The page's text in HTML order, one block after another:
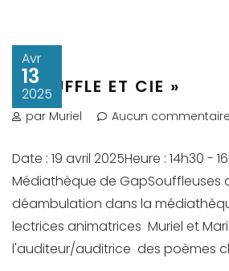
Avr
13
2025
« SOUFFLE ET CIE »
par Muriel Aucun commentaire
Date : 19 avril 2025Heure : 14h30 -
Médiathèque de GapSouffleuses
déambulation dans la
lectrices animatrices Muriel et
l'auditeur/auditrice des poèmes